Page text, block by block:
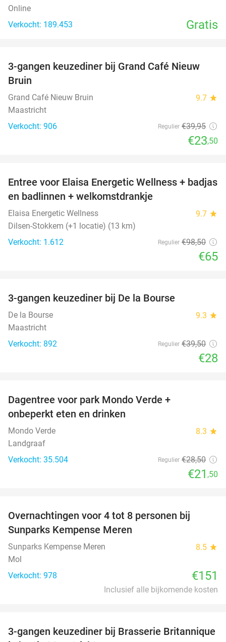
Online
Verkocht: 189.453
Gratis
41%
3-gangen keuzediner bij Grand Café Nieuw
Bruin
Grand Café Nieuw Bruin 9.7 star
Maastricht
Verkocht: 906
Regulier €39,95
€23,50
34%
Entree voor Elaisa Energetic Wellness + badjas
en badlinnen + welkomstdrankje
Elaisa Energetic Wellness 9.7 star
Dilsen-Stokkem (+1 locatie) (13 km)
Verkocht: 1.612
Regulier €98,50
€65
3-gangen keuzediner bij De la Bourse
De la Bourse 9.3 star
Maastricht
Verkocht: 892
Regulier €39,50
€28
Dagentree voor park Mondo Verde +
onbeperkt eten en drinken
Mondo Verde 8.3 star
Landgraaf
Verkocht: 35.504
Regulier €28,50
€21 ,50
Overnachtingen voor 4 tot 8 personen bij
Sunparks Kempense Meren
Sunparks Kempense Meren 8.5 star
Mol
Verkocht: 978
€151
Inclusief alle bijkomende kosten
43%
3-gangen keuzediner bij Brasserie Britannique